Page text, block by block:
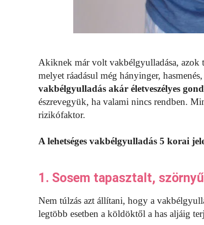
Akiknek már volt vakbélgyulladása,
melyet ráadásul még hányinger,
vakbélgyulladás akár életveszélyes
észrevegyük, ha valami nincs rendben.
rizikófaktor.
A lehetséges vakbélgyulladás 5 korai
1. Sosem tapasztalt,
Nem túlzás azt állítani, hogy a
legtöbb esetben a köldöktől a has aljáig